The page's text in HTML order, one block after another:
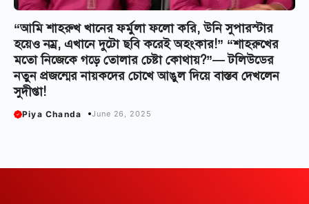
“আমি শাহরুখ খানের ফর্মুলা ফলো করি, উনি সুপারস্টার
হয়েও নম্র, এখানে দুটো ছবি করেই অহংকার!” “শাহরুখের
মতো নিজেকে গড়ে তোলার চেষ্টা কোথায়?”— টলিউডের
নতুন প্রজন্মের নায়কদের চোখে আঙুল দিয়ে বাস্তব দেখলেন
সুদীপ্তা!
Piya Chanda June 26, 2025